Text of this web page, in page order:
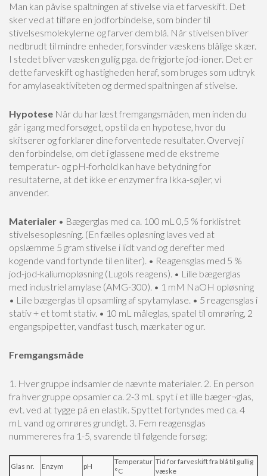
Man kan påvise spaltningen af stivelse via et farveskift. Det
sker ved at tilføre en jodforbindelse, som binder til
stivelsesmolekylerne og farver dem blå. Når stivelsen bliver
nedbrudt til mindre enheder, forsvinder væskens blålige skær.
I stedet bliver væsken gullig pga. de frigjorte jod-ioner. Det er
dette farveskift og hastigheden heraf, som bruges som udtryk
for amylaseaktiviteten og dermed spaltningen af stivelse.
Hypotese Når du har læst fremgangsmåden, men inden du
går i gang med forsøget, opstil da en hypotese, hvor du
skitserer og forklarer dine forventede resultater. Overvej i
den forbindelse, om det i glassene med de ekstreme
temperatur- og pH-forhold kan have betydning for
resultaterne, at det ikke er enzymer fra Ikka-søjler, vi
anvender.
Materialer • Bægerglas med ca. 100 mL 0,5 % forklistret
stivelsesopløsning. (En fælles opløsning laves ved at
opslæmme 5 gram stivelse i lidt vand og derefter med
kogende vand fortynde til en liter). • Reagensglas med 5 %
jod-jod-kaliumopløsning (Lugols reagens). • Lille bægerglas
med industriel amylase (AMG-300). • 1 mM NaOH opløsning
• Lille bægerglas til opsamling af spytamylase. • 5 reagensglas i
stativ + et tomt stativ. • 10 mL måleglas, spatel til omrøring, 2
engangspipetter, vandfast tusch, mærkater og ur.
Fremgangsmåde
1. Hver gruppe indsamler de nævnte materialer. 2. En person
fra hver gruppe opsamler ca. 2-3 mL spyt i et lille bæger¬glas,
evt. ved at tygge på en elastik. Spyttet fortyndes med ca. 4
mL vand og omrøres grundigt. 3. Fem reagensglas
nummereres fra 1-5, svarende til følgende forsøg:
Glas nr. Enzym pH
Temperatur
°C
Tid for farveskift fra blå til gullig
væske